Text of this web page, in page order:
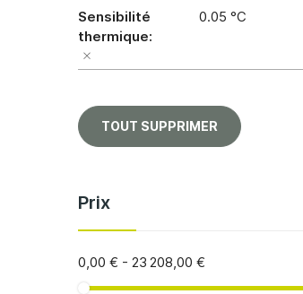
Sensibilité
thermique
0.05 °C
TOUT SUPPRIMER
Prix
0,00 € - 23 208,00 €